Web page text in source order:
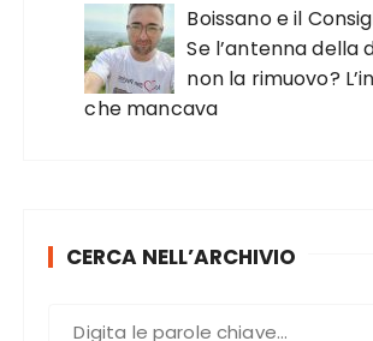
Boissano e il
Se l’antenna della
non la rimuovo?
che mancava
CERCA NELL’ARCHIVIO